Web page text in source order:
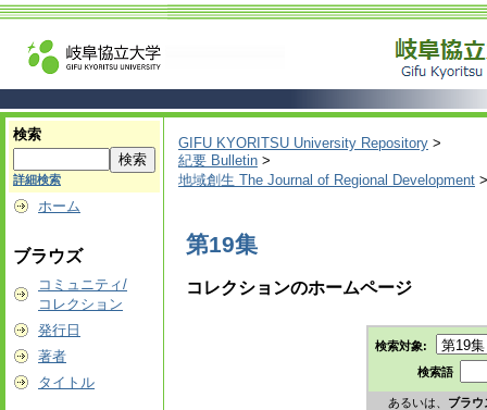
検索
詳細検索
ホーム
ブラウズ
コミュニティ/
コレクション
発行日
著者
タイトル
GIFU KYORITSU University Repository >
紀要 Bulletin >
地域創生 The Journal of Regional Development >
第19集
コレクションのホームページ
検索対象:
検索語
あるいは、 ブラウ